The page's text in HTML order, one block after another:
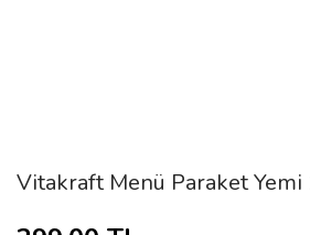
Vitakraft Menü Paraket Yemi